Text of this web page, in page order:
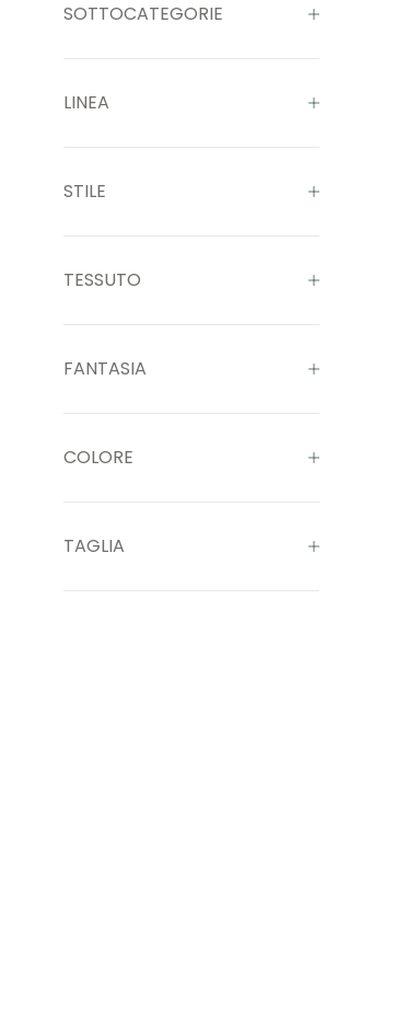
SOTTOCATEGORIE
LINEA
STILE
TESSUTO
FANTASIA
COLORE
TAGLIA